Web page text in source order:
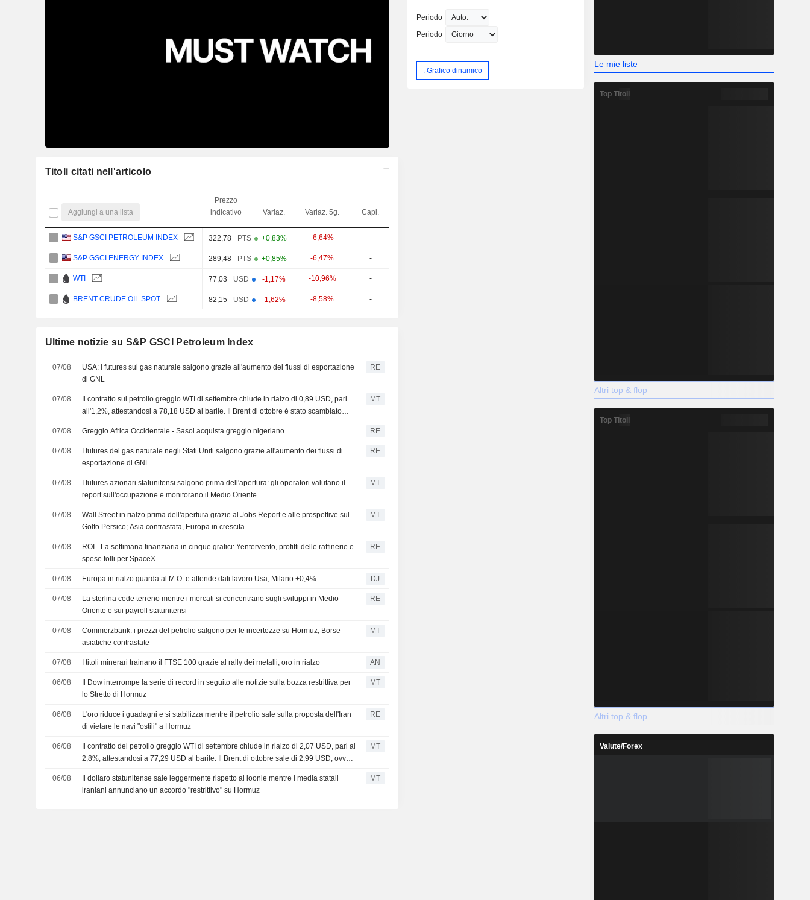
Titoli citati nell'articolo
Aggiungi a una lista
Prezzo
indicativo
Variaz. Variaz. 5g. Capi.
S&P GSCI PETROLEUM INDEX 322,78 PTS +0,83% -6,64% -
S&P GSCI ENERGY INDEX 289,48 PTS +0,85% -6,47% -
WTI 77,03 USD -1,17% -10,96% -
BRENT CRUDE OIL SPOT 82,15 USD -1,62% -8,58% -
Ultime notizie su S&P GSCI Petroleum Index
07/08
USA: i futures sul gas naturale salgono grazie all'aumento dei flussi di esportazione
di GNL
RE
07/08
Il contratto sul petrolio greggio WTI di settembre chiude in rialzo di 0,89 USD, pari
all'1,2%, attestandosi a 78,18 USD al barile. Il Brent di ottobre è stato scambiato
MT
07/08 Greggio Africa Occidentale - Sasol acquista greggio nigeriano RE
07/08
I futures del gas naturale negli Stati Uniti salgono grazie all'aumento dei flussi di
esportazione di GNL
RE
07/08
I futures azionari statunitensi salgono prima dell'apertura: gli operatori valutano il
report sull'occupazione e monitorano il Medio Oriente
MT
07/08
Wall Street in rialzo prima dell'apertura grazie al Jobs Report e alle prospettive sul
Golfo Persico; Asia contrastata, Europa in crescita
MT
07/08
ROI - La settimana finanziaria in cinque grafici: Yentervento, profitti delle raffinerie e
spese folli per SpaceX
RE
07/08 Europa in rialzo guarda al M.O. e attende dati lavoro Usa, Milano +0,4% DJ
07/08
La sterlina cede terreno mentre i mercati si concentrano sugli sviluppi in Medio
Oriente e sui payroll statunitensi
RE
07/08
Commerzbank: i prezzi del petrolio salgono per le incertezze su Hormuz, Borse
asiatiche contrastate
MT
07/08 I titoli minerari trainano il FTSE 100 grazie al rally dei metalli; oro in rialzo AN
06/08
Il Dow interrompe la serie di record in seguito alle notizie sulla bozza restrittiva per
lo Stretto di Hormuz
MT
06/08
L'oro riduce i guadagni e si stabilizza mentre il petrolio sale sulla proposta dell'Iran
di vietare le navi "ostili" a Hormuz
RE
06/08
Il contratto del petrolio greggio WTI di settembre chiude in rialzo di 2,07 USD, pari al
2,8%, attestandosi a 77,29 USD al barile. Il Brent di ottobre sale di 2,99 USD, ovvero
MT
06/08
Il dollaro statunitense sale leggermente rispetto al loonie mentre i media statali
iraniani annunciano un accordo "restrittivo" su Hormuz
MT
Periodo
Periodo
: Grafico dinamico
Le mie liste
Top Titoli
Altri top & flop
Top Titoli
Altri top & flop
Valute/Forex